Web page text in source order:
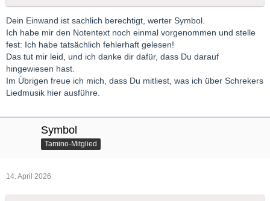
Dein Einwand ist sachlich berechtigt, werter Symbol.
Ich habe mir den Notentext noch einmal vorgenommen und stelle
fest: Ich habe tatsächlich fehlerhaft gelesen!
Das tut mir leid, und ich danke dir dafür, dass Du darauf
hingewiesen hast.
Im Übrigen freue ich mich, dass Du mitliest, was ich über Schrekers
Liedmusik hier ausführe.
Symbol
Tamino-Mitglied
14. April 2026